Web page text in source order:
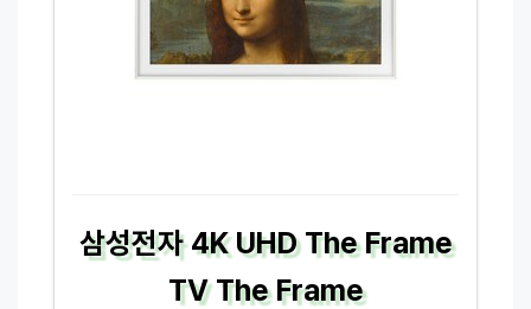
삼성전자 4K UHD The Frame
TV The Frame